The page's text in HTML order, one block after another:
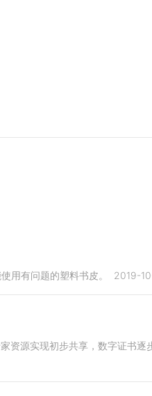
用有问题的塑料书皮。 2019-
资源实现初步共享，数字证书逐